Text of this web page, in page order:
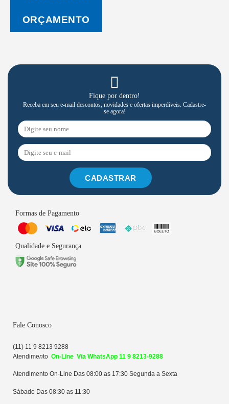
ORÇAMENTO
Fique por dentro!
Receba em seu e-mail descontos, novidades e ofertas imperdíveis. Cadastre-
se agora!
CADASTRAR
Formas de Pagamento
Qualidade e Segurança
Fale Conosco
(11) 11 9 8213 9288
Atendimento On-Line Via WhatsApp 11 9 8213-9288
Atendimento On-Line Das 08:00 as 17:30 Segunda a Sexta
Sábado Das 08:30 as 11:30